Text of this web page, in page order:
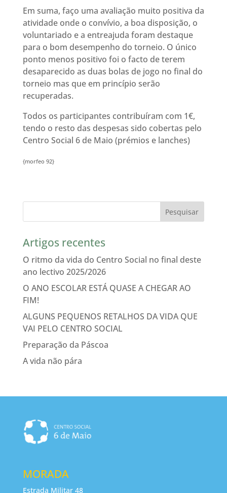
Em suma, faço uma avaliação muito positiva da
atividade onde o convívio, a boa disposição, o
voluntariado e a entreajuda foram destaque
para o bom desempenho do torneio. O único
ponto menos positivo foi o facto de terem
desaparecido as duas bolas de jogo no final do
torneio mas que em princípio serão
recuperadas.
Todos os participantes contribuíram com 1€,
tendo o resto das despesas sido cobertas pelo
Centro Social 6 de Maio (prémios e lanches)
{morfeo 92}
Artigos recentes
O ritmo da vida do Centro Social no final deste
ano lectivo 2025/2026
O ANO ESCOLAR ESTÁ QUASE A CHEGAR AO
FIM!
ALGUNS PEQUENOS RETALHOS DA VIDA QUE
VAI PELO CENTRO SOCIAL
Preparação da Páscoa
A vida não pára
MORADA
Estrada Militar 48